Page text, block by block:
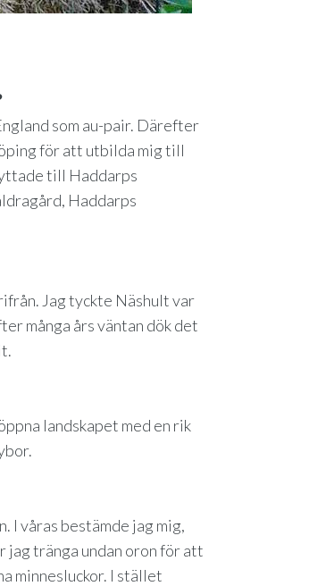
som au-pair. Därefter
för att utbilda mig till
till Haddarps
Haddarps
Jag tyckte Näshult var
många års väntan dök det
landskapet med en rik
I våras bestämde jag mig,
jag tränga undan oron för att
minnesluckor. I stället